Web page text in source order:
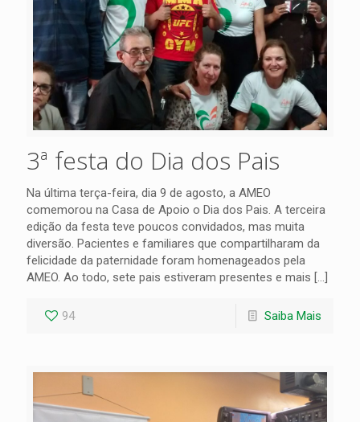
3ª festa do Dia dos Pais
Na última terça-feira, dia 9 de agosto, a AMEO
comemorou na Casa de Apoio o Dia dos Pais. A terceira
edição da festa teve poucos convidados, mas muita
diversão. Pacientes e familiares que compartilharam da
felicidade da paternidade foram homenageados pela
AMEO. Ao todo, sete pais estiveram presentes e mais […]
94 Saiba Mais